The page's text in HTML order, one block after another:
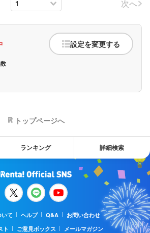
次へ
設定を変更する
トップページへ
ランキング 詳細検索
て ヘルプ Q&A
お問い合わせ
ト
ご意見ボックス メールマガジン